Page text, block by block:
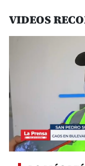
VIDEOS
seconds